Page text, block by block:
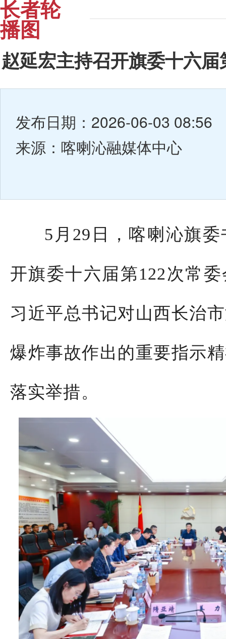
长者轮
播图
赵延宏主持召开旗委十六
发布日期：2026-06-03 08:56
来源：喀喇沁融媒体中心
5 月 29 日，喀喇沁旗
开旗委十六届第122次常
习近平总书记对山西长治
爆炸事故作出的重要指示
落实举措。